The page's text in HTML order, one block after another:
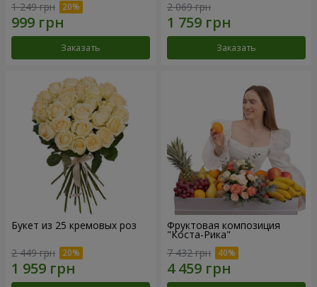
1 249 грн
Заказать
2 069 грн
Заказать
Букет из 25 кремовых роз
2 449 грн
Фруктовая композиция
"Коста-Рика"
7 432 грн